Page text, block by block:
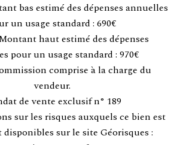
bas estimé des dépenses annuelles
un usage standard : 690€
haut estimé des dépenses
pour un usage standard : 970€
comprise à la charge du
vendeur.
de vente exclusif n° 189
sur les risques auxquels ce bien est
disponibles sur le site Géorisques :